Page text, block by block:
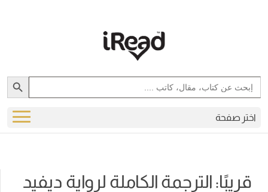
Search
for:
Search Button
اختر صفحة
قريبًا: الترجمة الكاملة لرواية ديفيد